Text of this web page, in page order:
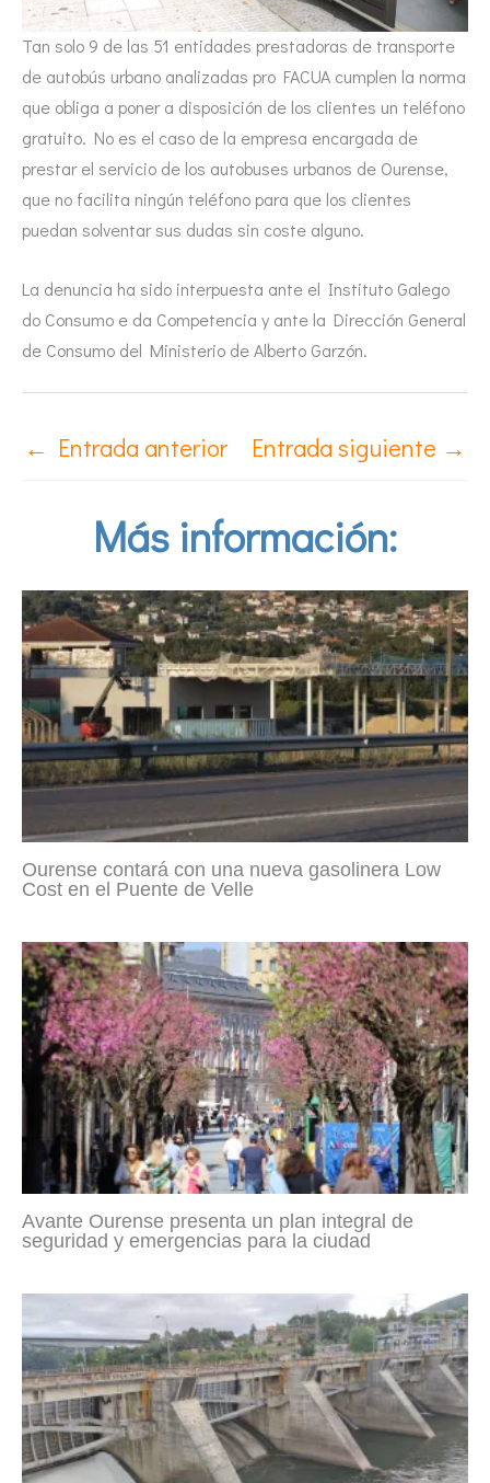
Tan solo 9 de las 51 entidades prestadoras de transporte
de autobús urbano analizadas pro FACUA cumplen la norma
que obliga a poner a disposición de los clientes un teléfono
gratuito. No es el caso de la empresa encargada de
prestar el servicio de los autobuses urbanos de Ourense,
que no facilita ningún teléfono para que los clientes
puedan solventar sus dudas sin coste alguno.
La denuncia ha sido interpuesta ante el Instituto Galego
do Consumo e da Competencia y ante la Dirección General
de Consumo del Ministerio de Alberto Garzón.
← Entrada anterior Entrada siguiente →
Más información:
Ourense contará con una nueva gasolinera Low
Cost en el Puente de Velle
Avante Ourense presenta un plan integral de
seguridad y emergencias para la ciudad